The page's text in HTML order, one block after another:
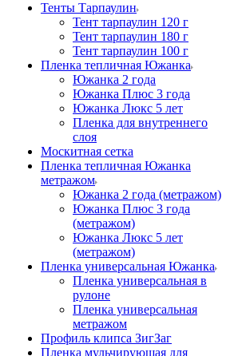
Тенты Тарпаулин
Тент тарпаулин 120 г
Тент тарпаулин 180 г
Тент тарпаулин 100 г
Пленка тепличная Южанка
Южанка 2 года
Южанка Плюс 3 года
Южанка Люкс 5 лет
Пленка для внутреннего
слоя
Москитная сетка
Пленка тепличная Южанка
метражом
Южанка 2 года (метражом)
Южанка Плюс 3 года
(метражом)
Южанка Люкс 5 лет
(метражом)
Пленка универсальная Южанка
Пленка универсальная в
рулоне
Пленка универсальная
метражом
Профиль клипса ЗигЗаг
Пленка мульчирующая для